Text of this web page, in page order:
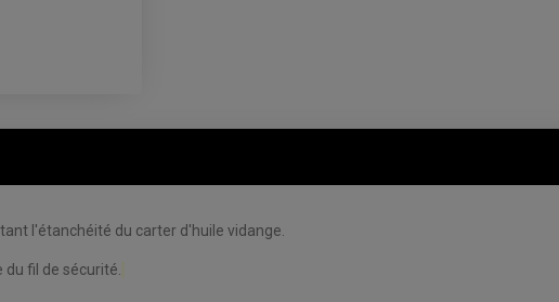
l'étanchéité du carter d'huile vidange.
fil de sécurité.